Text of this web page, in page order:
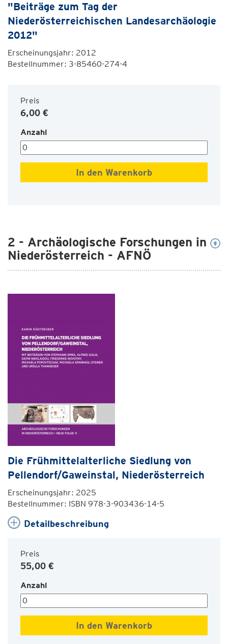
"Beiträge zum Tag der
Niederösterreichischen Landesarchäologie
2012"
Erscheinungsjahr: 2012
Bestellnummer: 3-85460-274-4
Preis
6,00 €
Anzahl
2 - Archäologische Forschungen in
Niederösterreich - AFNÖ
Die Frühmittelalterliche Siedlung von
Pellendorf/Gaweinstal, Niederösterreich
Erscheinungsjahr: 2025
Bestellnummer: ISBN 978-3-903436-14-5
Detailbeschreibung
Preis
55,00 €
Anzahl